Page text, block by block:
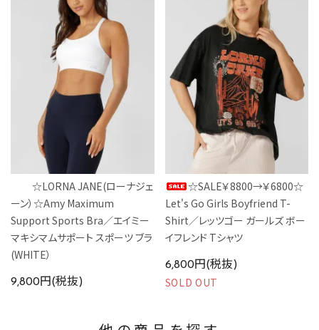
☆LORNA JANE(ローナジェ
ーン）☆Amy Maximum
Support Sports Bra／エイミー
マキシマムサポート スポーツ ブラ
(WHITE）
9,800円(税抜)
☆SALE￥8800→￥6800☆
Let's Go Girls Boyfriend T-
Shirt／レッツゴー ガールズ ボー
イフレンド Tシャツ
6,800円(税抜)
SOLD OUT